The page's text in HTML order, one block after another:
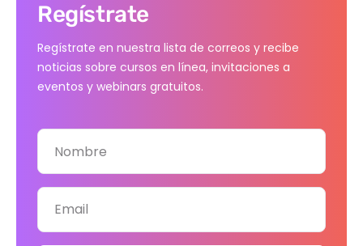
Regístrate
Regístrate en nuestra lista de correos y recibe
noticias sobre cursos en línea, invitaciones a
eventos y webinars gratuitos.
Nombre
Email